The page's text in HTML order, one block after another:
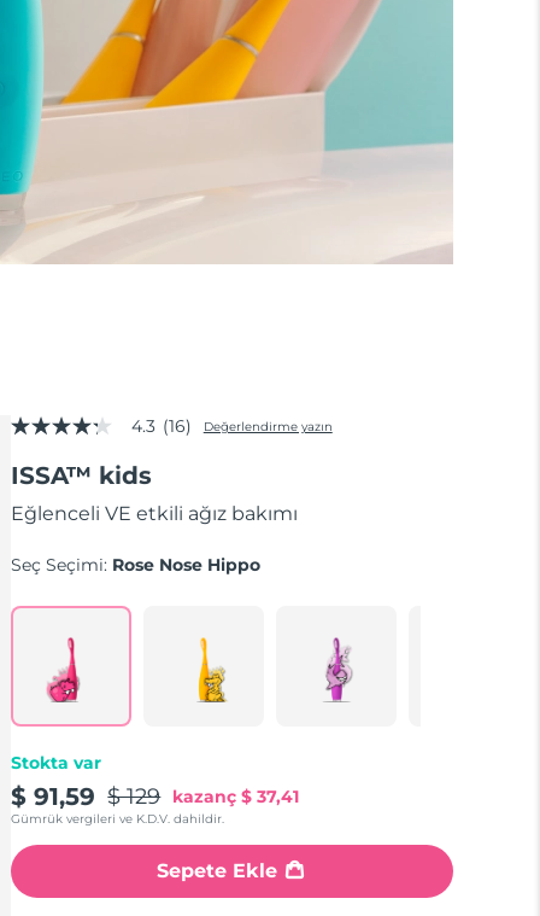
5
4.3
yıldız,
ortalama
puan
Read
Reviews.
bağlantısı.
4.3 (16) Değerlendirme yazın
ISSA™ kids
Eğlenceli VE etkili ağız bakımı
Seç Seçimi: Rose Nose Hippo
Stokta var
$ 91,59 $ 129 kazanç $ 37,41
Gümrük vergileri ve K.D.V. dahildir.
Sepete Ekle